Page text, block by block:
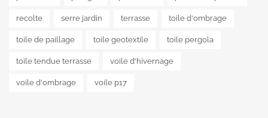
recolte serre jardin terrasse toile d'ombrage
toile de paillage toile geotextile toile pergola
toile tendue terrasse voile d'hivernage
voile d'ombrage voile p17